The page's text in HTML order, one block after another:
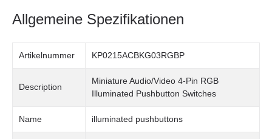
Allgemeine Spezifikationen
Artikelnummer KP0215ACBKG03RGBP
Description
Miniature Audio/Video 4-Pin RGB
Illuminated Pushbutton Switches
Name illuminated pushbuttons